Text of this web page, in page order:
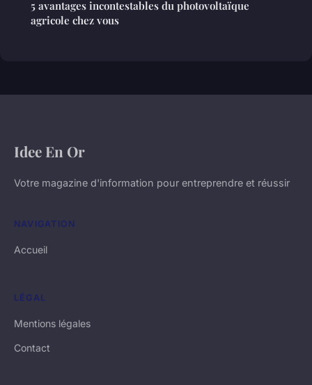
5 avantages incontestables du photovoltaïque
agricole chez vous
Idee En Or
Votre magazine d'information pour entreprendre et réussir
NAVIGATION
Accueil
LÉGAL
Mentions légales
Contact